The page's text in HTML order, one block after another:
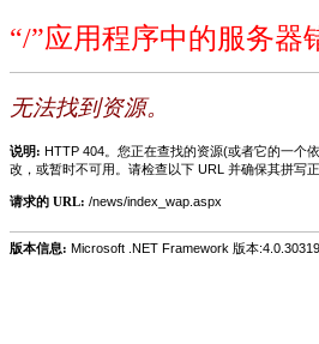
“/”应用程序中的服务器
无法找到资源。
说明: HTTP 404。您正在查找的资源(或者它的一个
改，或暂时不可用。请检查以下 URL 并确保其拼写正
请求的 URL: /news/index_wap.aspx
版本信息: Microsoft .NET Framework 版本